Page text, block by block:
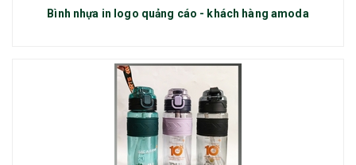
Bình nhựa in logo quảng cáo - khách hàng amoda